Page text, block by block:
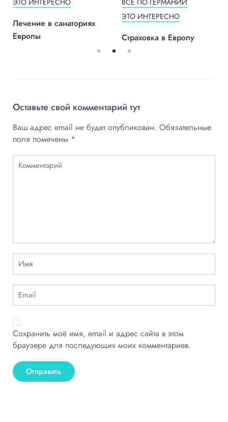
ЭТО ИНТЕРЕСНО
Лечение в санаториях
Европы
ВСЕ ПО ГЕРМАНИИ
ЭТО ИНТЕРЕСНО
Страховка в Европу
Оставьте свой комментарий тут
Ваш адрес email не будет опубликован. Обязательные
поля помечены *
Сохранить моё имя, email и адрес сайта в этом
браузере для последующих моих комментариев.